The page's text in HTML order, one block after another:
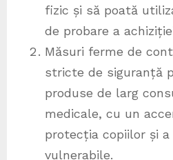
fizic și să poată
de probare a
Măsuri ferme de
stricte de siguranță
produse de larg
medicale, cu un
protecția copiilor și a
vulnerabile.